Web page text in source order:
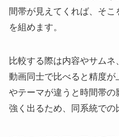
間帯が見えてくれば、そ
を組めます。
比較する際は内容やサム
動画同士で比べると精度
やテーマが違うと時間帯
強く出るため、同系統での